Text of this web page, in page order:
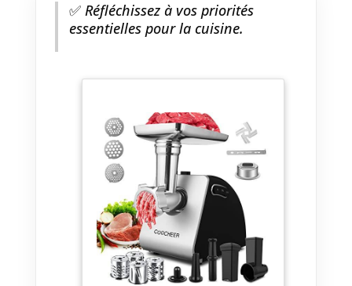
✅Réfléchissez à vos priorités
essentielles pour la cuisine.